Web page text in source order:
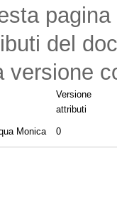
del
versione
Versione
attributi
Monica 0